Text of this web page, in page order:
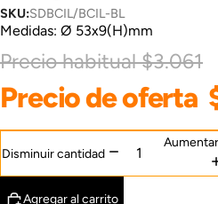
SKU:SDBCIL/BCIL-BL
Medidas: Ø 53x9(H)mm
Precio habitual$3.061
Precio de oferta
Disminuir cantidad
Agregar al carrito